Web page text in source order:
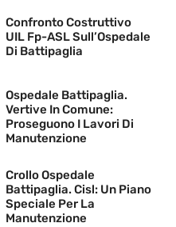
Confronto Costruttivo
UIL Fp-ASL Sull’Ospedale
Di Battipaglia
Ospedale Battipaglia.
Vertive In Comune:
Proseguono I Lavori Di
Manutenzione
Crollo Ospedale
Battipaglia. Cisl: Un Piano
Speciale Per La
Manutenzione